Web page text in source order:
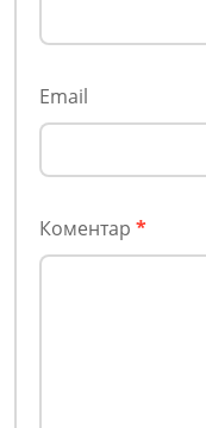
Email
Коментар *